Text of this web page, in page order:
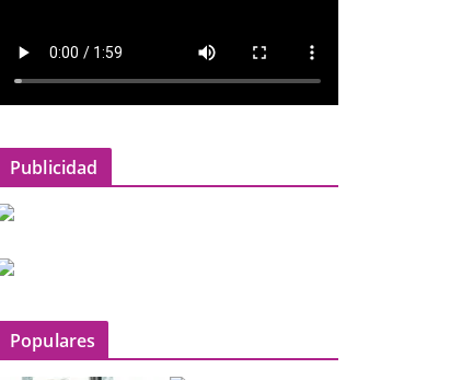
Publicidad
Populares